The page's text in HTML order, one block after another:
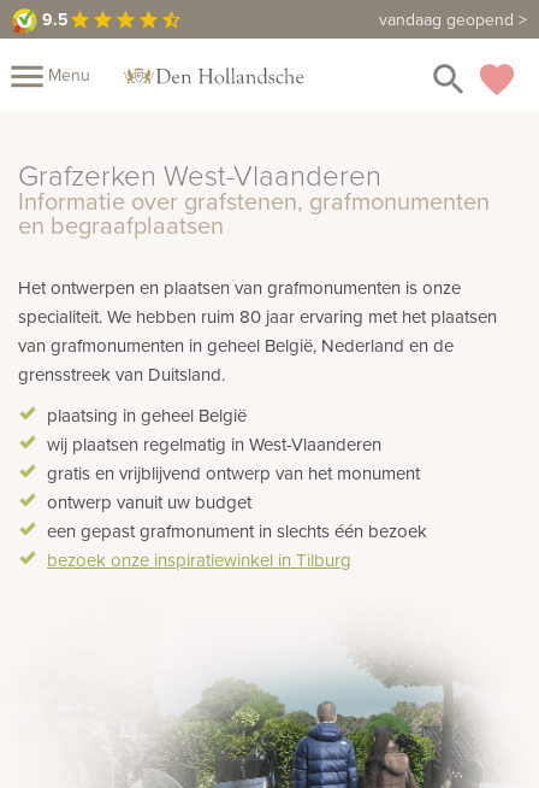
9.5star star star star star_half vandaag geopend >
9.5 Maak een vrijblijvende afspraak
menu Menu favorite
Fotomap
search
close
Fotoboek
Informatie
ons
Winkels Contact
Bekijk
ook:
Grafzerken West-Vlaanderen
Informatie over grafstenen, grafmonumenten
en begraafplaatsen
Het ontwerpen en plaatsen van grafmonumenten is onze
specialiteit. We hebben ruim 80 jaar ervaring met het plaatsen
van grafmonumenten in geheel België, Nederland en de
grensstreek van Duitsland.
plaatsing in geheel België
wij plaatsen regelmatig in West-Vlaanderen
gratis en vrijblijvend ontwerp van het monument
ontwerp vanuit uw budget
een gepast grafmonument in slechts één bezoek
bezoek onze inspiratiewinkel in Tilburg